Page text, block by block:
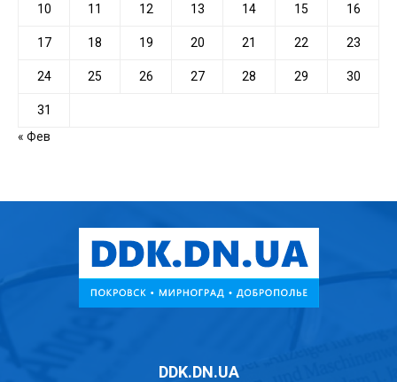
10 11 12 13 14 15 16
17 18 19 20 21 22 23
24 25 26 27 28 29 30
31
« Фев
DDK.DN.UA